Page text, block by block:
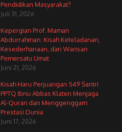
Pendidikan Masyarakat?
Juli 31, 2026
Kepergian Prof. Maman
Abdurrahman: Kisah Keteladanan,
Kesederhanaan, dan Warisan
Pemersatu Umat
Juni 21, 2026
Kisah Haru Perjuangan 549 Santri
PPTQ Ibnu Abbas Klaten Menjaga
Al-Quran dan Menggenggam
Prestasi Dunia
Juni 17, 2026